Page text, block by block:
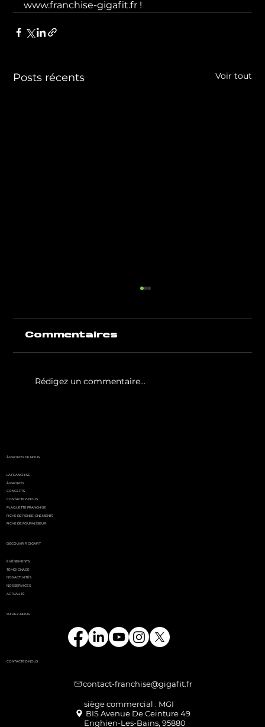
www.franchise-gigafit.fr !
Posts récents Voir tout
Commentaires
Rédigez un commentaire...
DÉCOUVRIR GIGAFIT
ÉVÉNEMENTS
TÉMOIGNAGE
NOS ACTIVITÉS
NOS SERVICES
ACTUALITÉ
CONTACTEZ-NOUS
contact-franchise@gigafit.fr
Enghien-Les-Bains, 95880
À PROPOS DE NOUS
LA FRANCHISE
À PROPOS
CONCEPTS
CONTACTEZ-NOUS
PLAQUETTE FRANCHISE
FICHE DE RENSEIGNEMENTS
FICHE DE FOURNISSEUR
SUIVEZ-NOUS